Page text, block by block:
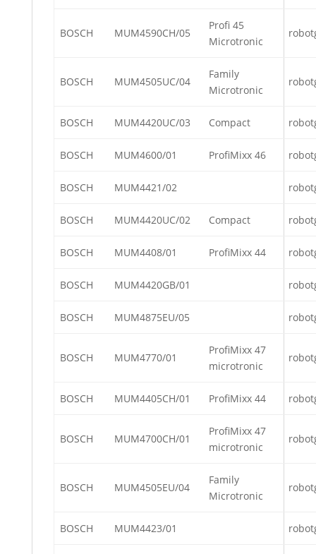
BOSCH MUM4590CH/05
Profi 45
Microtronic
BOSCH MUM4505UC/04
Family
Microtronic
BOSCH MUM4420UC/03 Compact
BOSCH MUM4600/01 ProfiMixx 46
BOSCH MUM4421/02
BOSCH MUM4420UC/02 Compact
BOSCH MUM4408/01 ProfiMixx 44
BOSCH MUM4420GB/01
BOSCH MUM4875EU/05
BOSCH MUM4770/01
ProfiMixx 47
microtronic
BOSCH MUM4405CH/01 ProfiMixx 44
BOSCH MUM4700CH/01
ProfiMixx 47
microtronic
BOSCH MUM4505EU/04
Family
Microtronic
BOSCH MUM4423/01